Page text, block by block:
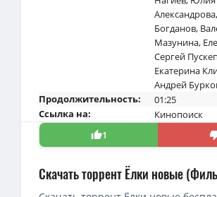
Александрова,
Богданов,
Мазунина,
Сергей
Екатерина
Андрей
Продолжительность:
01:25
Ссылка на:
Кинопоиск
1
Скачать торрент Ёлки новые